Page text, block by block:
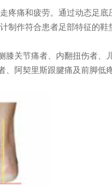
疼痛和疲劳。通过动态足底
制作符合患者足部特征的
关节痛者、内翻扭伤者、
、阿契里斯跟腱痛及前脚低